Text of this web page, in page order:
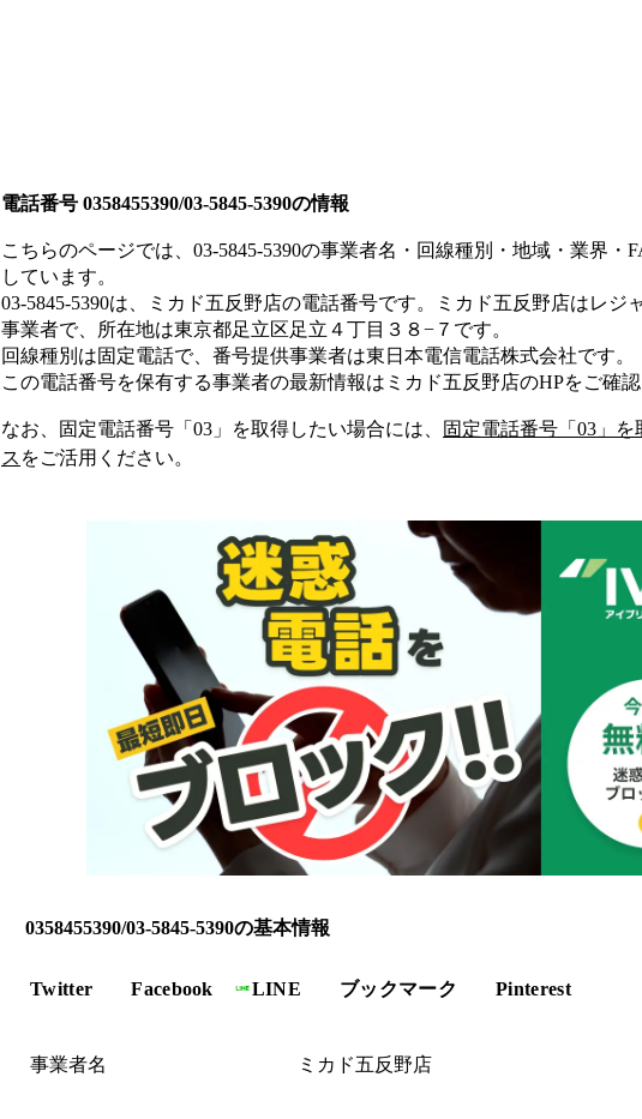
電話番号 0358455390/03-5845-5390の情報
こちらのページでは、 03-5845-5390の事業者名・回線種別・地域・業界・
しています。
03-5845-5390は、 ミカド五反野店の電話番号です。 ミカド五反野店はレジ
事業者で、所在地は東京都足立区足立４丁目３８−７ です。
回線種別は固定電話で、番号提供事業者は東日本電信電話株式会社です。
この電話番号を保有する事業者の最新情報は ミカド五反野店のHPをご確
なお、固定電話番号「 03 」を取得したい場合には、 固定電話番号「 03 」
ス をご活用ください。
0358455390/03-5845-5390の基本情報
Twitter Facebook LINE ブックマーク Pinterest
事業者名 ミカド五反野店